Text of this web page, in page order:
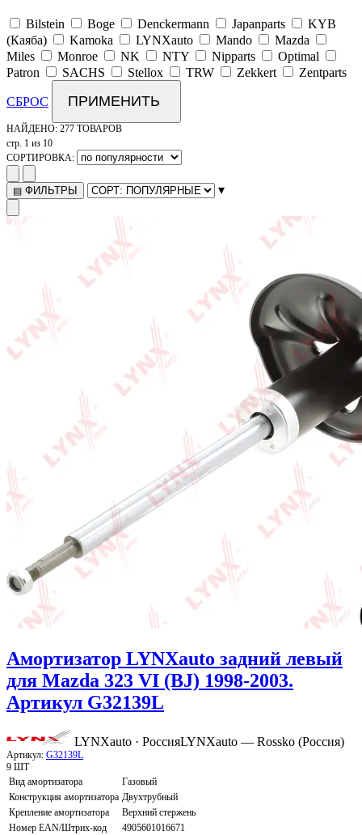
Bilstein Boge Denckermann Japanparts
KYB
(Каяба)
Kamoka LYNXauto Mando
Mazda
Miles
Monroe NK NTY Nipparts
Optimal
Patron
SACHS Stellox TRW Zekkert Zentparts
СБРОС ПРИМЕНИТЬ
НАЙДЕНО: 277 ТОВАРОВ
стр. 1 из 10
СОРТИРОВКА:
▤ ФИЛЬТРЫ ▾
Амортизатор LYNXauto задний левый
для Mazda 323 VI (BJ) 1998-2003.
Артикул G32139L
LYNXauto · РоссияLYNXauto — Rossko (Россия)
Артикул: G32139L
9 ШТ
Вид амортизатора
Газовый
Конструкция амортизатора Двухтрубный
Крепление амортизатора
Верхний стержень
Номер EAN/Штрих-код
4905601016671